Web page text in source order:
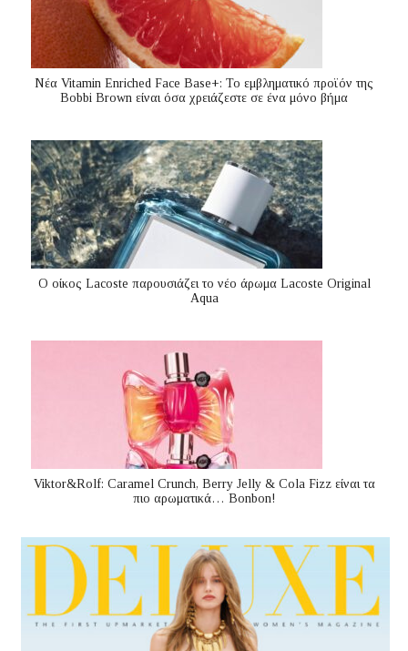
Nέα Vitamin Enriched Face Base+: Το εμβληματικό προϊόν της
Bobbi Brown είναι όσα χρειάζεστε σε ένα μόνο βήμα
Ο οίκος Lacoste παρουσιάζει το νέο άρωμα Lacoste Original
Aqua
Viktor&Rolf: Caramel Crunch, Berry Jelly & Cola Fizz είναι τα
πιο αρωματικά… Bonbon!